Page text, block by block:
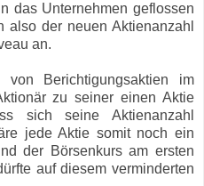
das Unternehmen geflossen
also der neuen Aktienanzahl
an.
Berichtigungsaktien im
zu seiner einen Aktie
sich seine Aktienanzahl
jede Aktie somit noch ein
der Börsenkurs am ersten
auf diesem verminderten